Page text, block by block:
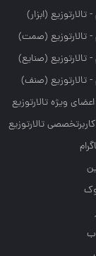
- تالارتوزيع (ابزار)
- تالارتوزيع (صمت)
- تالارتوزيع (صنايع)
- تالارتوزیع (صنف)
ویژه تالارتوزیع
تالارتوزیع